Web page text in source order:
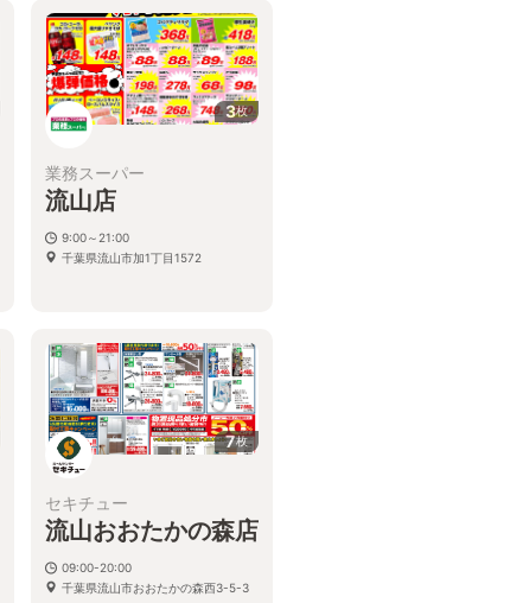
3枚
業務スーパー
流山店
9:00～21:00
千葉県流山市加1丁目1572
7枚
セキチュー
流山おおたかの森店
09:00-20:00
千葉県流山市おおたかの森西3-5-3